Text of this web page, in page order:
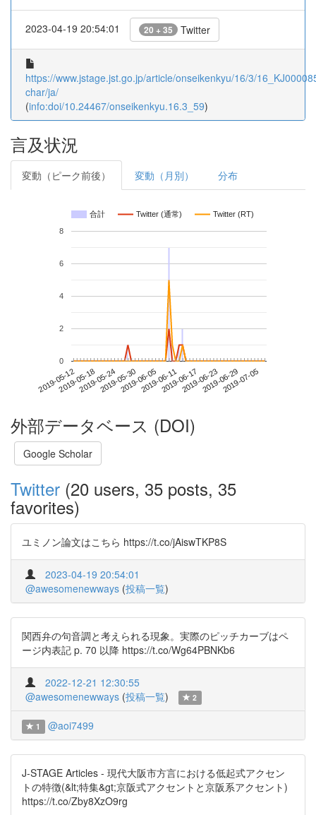
2023-04-19 20:54:01 20 + 35 Twitter
https://www.jstage.jst.go.jp/article/onseikenkyu/16/3/
char/ja/
(info:doi/10.24467/onseikenkyu.16.3_59)
言及状況
変動（ピーク前後） 変動（月別） 分布
合計 Twitter (通常) Twitter (RT)
2019-05-122019-05-182019-05-242019-05-302019-06-052019-06-112019-06-172019-06-232019-06-292019-07-05
0
2
4
6
8
外部データベース (DOI)
Google Scholar
Twitter (20 users, 35 posts, 35
favorites)
ユミノン論文はこちら https://t.co/jAiswTKP8S
2023-04-19 20:54:01
@awesomenewways (投稿一覧)
関西弁の句音調と考えられる現象。実際のピッチカーブはペ
ージ内表記 p. 70 以降 https://t.co/Wg64PBNKb6
2022-12-21 12:30:55
@awesomenewways (投稿一覧) 2
1 @aoi7499
J-STAGE Articles - 現代大阪市方言における低起式アクセン
トの特徴(&lt;特集&gt;京阪式アクセントと京阪系アクセント)
https://t.co/Zby8XzO9rg